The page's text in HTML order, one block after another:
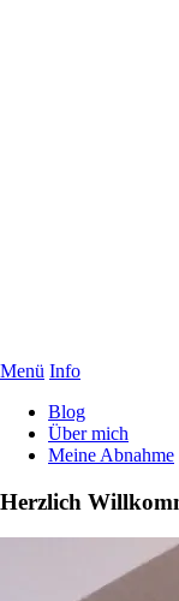
Menü Info
Blog
Über mich
Meine Abnahme
Herzlich